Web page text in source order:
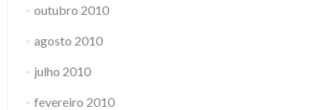
outubro 2010
agosto 2010
julho 2010
fevereiro 2010